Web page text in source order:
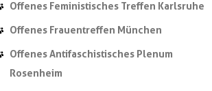
Offenes Feministisches Treffen Karlsruhe
Offenes Frauentreffen München
Offenes Antifaschistisches Plenum
Rosenheim